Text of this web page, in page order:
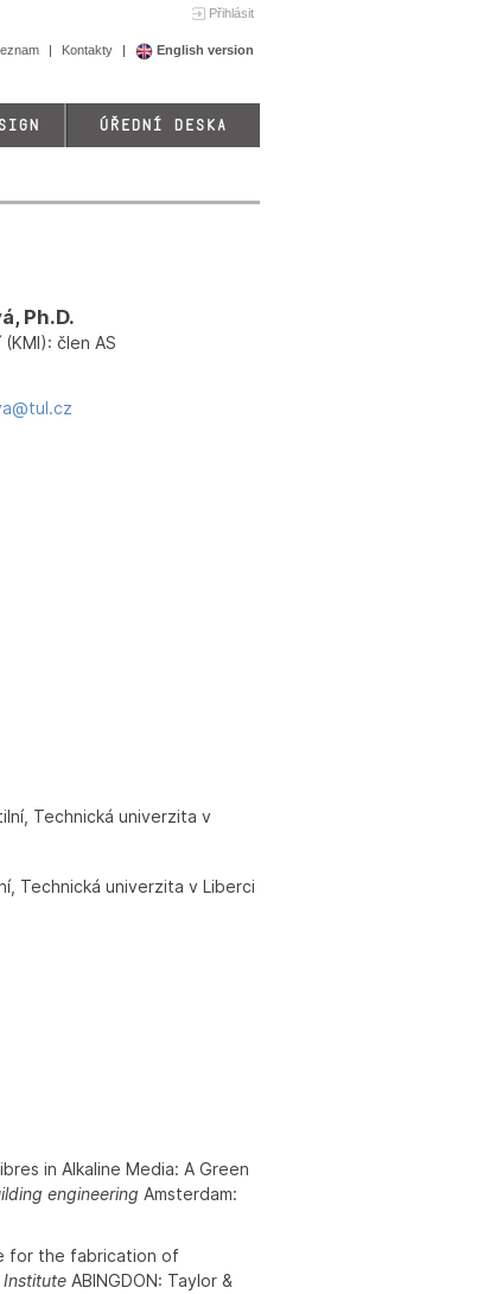
Přihlásit
Kontakty English version
ÚŘEDNÍ DESKA
Ph.D.
člen AS
Technická univerzita v
Technická univerzita v Liberci
in Alkaline Media: A Green
engineering Amsterdam:
for the fabrication of
Institute ABINGDON: Taylor &